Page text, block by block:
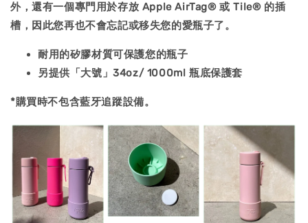
外，還有一個專門用於存放 Apple AirTag® 或 Tile® 的插
槽，因此您再也不會忘記或移失您的愛瓶子了。
耐用的矽膠材質可保護您的瓶子
另提供「大號」34oz/ 1000ml 瓶底保護套
*購買時不包含藍牙追蹤設備。